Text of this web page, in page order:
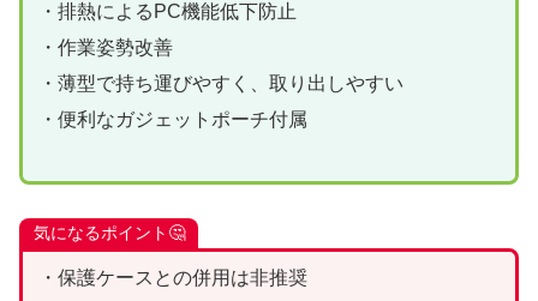
・排熱によるPC機能低下防止
・作業姿勢改善
・薄型で持ち運びやすく、取り出しやすい
・便利なガジェットポーチ付属
気になるポイント🤔
・保護ケースとの併用は非推奨